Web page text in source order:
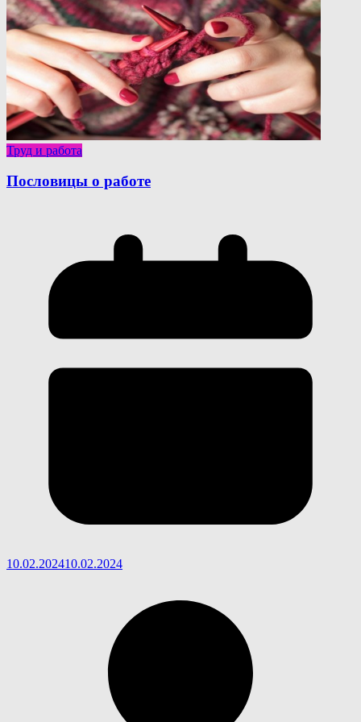
Труд и работа
Пословицы о работе
10.02.202410.02.2024